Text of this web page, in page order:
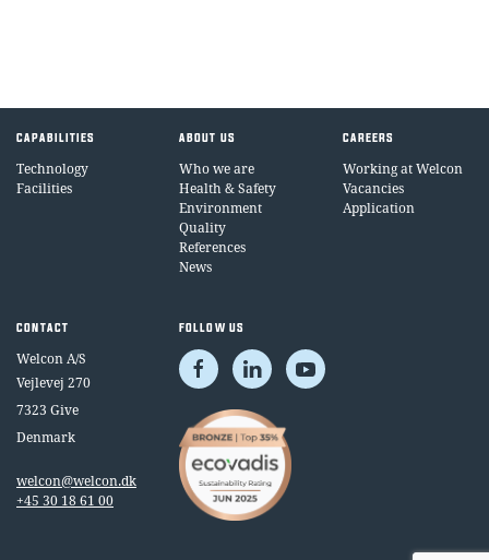
CAPABILITIES
Technology
Facilities
ABOUT US
Who we are
Health & Safety
Environment
Quality
References
News
CAREERS
Working at Welcon
Vacancies
Application
CONTACT
Welcon A/S
Vejlevej 270
7323 Give
Denmark
welcon@welcon.dk
+45 30 18 61 00
FOLLOW US